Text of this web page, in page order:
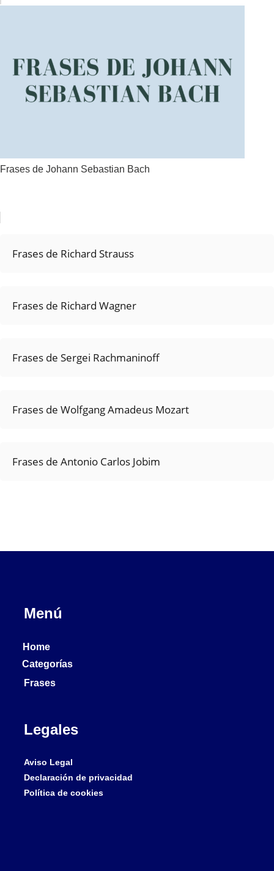
Frases de Johann Sebastian Bach
Frases de Richard Strauss
Frases de Richard Wagner
Frases de Sergei Rachmaninoff
Frases de Wolfgang Amadeus Mozart
Frases de Antonio Carlos Jobim
Menú
Home
Categorías
Frases
Legales
Aviso Legal
Declaración de privacidad
Política de cookies